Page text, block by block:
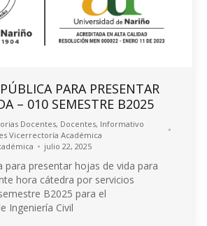
PARA PRESENTAR
– 010 SEMESTRE B2025
Docentes, Docentes, Informativo
Vicerrectoría Académica
julio 22, 2025
para presentar hojas de vida para
hora cátedra por servicios
B2025 para el
Ingeniería Civil